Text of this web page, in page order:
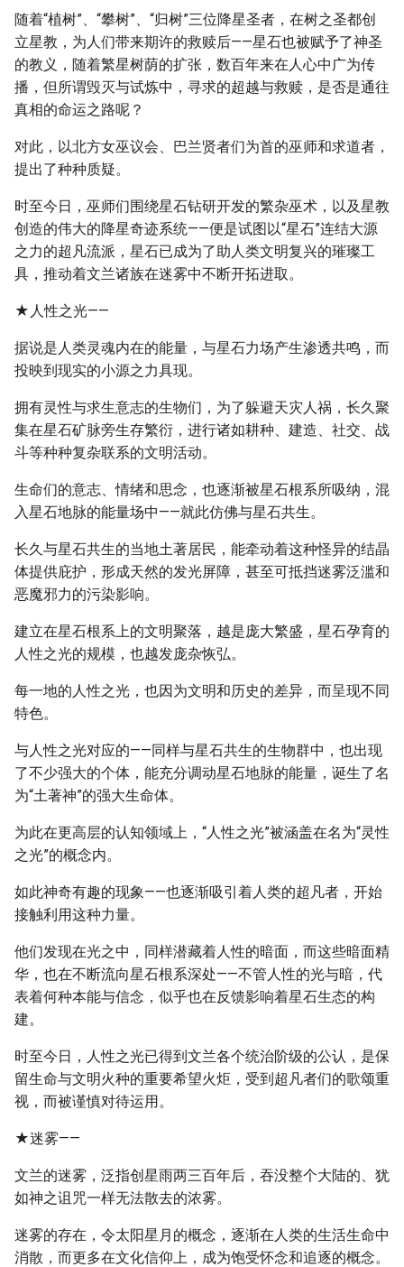
随着“植树”、“攀树”、“归树”三位降星圣者，在树之圣都创
立星教，为人们带来期许的救赎后——星石也被赋予了神圣
的教义，随着繁星树荫的扩张，数百年来在人心中广为传
播，但所谓毁灭与试炼中，寻求的超越与救赎，是否是通往
真相的命运之路呢？
对此，以北方女巫议会、巴兰贤者们为首的巫师和求道者，
提出了种种质疑。
时至今日，巫师们围绕星石钻研开发的繁杂巫术，以及星教
创造的伟大的降星奇迹系统——便是试图以“星石”连结大源
之力的超凡流派，星石已成为了助人类文明复兴的璀璨工
具，推动着文兰诸族在迷雾中不断开拓进取。
★人性之光——
据说是人类灵魂内在的能量，与星石力场产生渗透共鸣，而
投映到现实的小源之力具现。
拥有灵性与求生意志的生物们，为了躲避天灾人祸，长久聚
集在星石矿脉旁生存繁衍，进行诸如耕种、建造、社交、战
斗等种种复杂联系的文明活动。
生命们的意志、情绪和思念，也逐渐被星石根系所吸纳，混
入星石地脉的能量场中——就此仿佛与星石共生。
长久与星石共生的当地土著居民，能牵动着这种怪异的结晶
体提供庇护，形成天然的发光屏障，甚至可抵挡迷雾泛滥和
恶魔邪力的污染影响。
建立在星石根系上的文明聚落，越是庞大繁盛，星石孕育的
人性之光的规模，也越发庞杂恢弘。
每一地的人性之光，也因为文明和历史的差异，而呈现不同
特色。
与人性之光对应的——同样与星石共生的生物群中，也出现
了不少强大的个体，能充分调动星石地脉的能量，诞生了名
为“土著神”的强大生命体。
为此在更高层的认知领域上，“人性之光”被涵盖在名为“灵性
之光”的概念内。
如此神奇有趣的现象——也逐渐吸引着人类的超凡者，开始
接触利用这种力量。
他们发现在光之中，同样潜藏着人性的暗面，而这些暗面精
华，也在不断流向星石根系深处——不管人性的光与暗，代
表着何种本能与信念，似乎也在反馈影响着星石生态的构
建。
时至今日，人性之光已得到文兰各个统治阶级的公认，是保
留生命与文明火种的重要希望火炬，受到超凡者们的歌颂重
视，而被谨慎对待运用。
★迷雾——
文兰的迷雾，泛指创星雨两三百年后，吞没整个大陆的、犹
如神之诅咒一样无法散去的浓雾。
迷雾的存在，令太阳星月的概念，逐渐在人类的生活生命中
消散，而更多在文化信仰上，成为饱受怀念和追逐的概念。